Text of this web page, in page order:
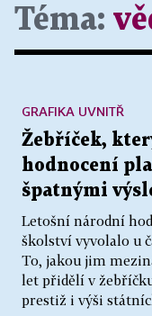
Téma:
Žebříček,
hodnocení
špatnými
Letošní národní
školství vyvolalo u
To, jakou jim
let přidělí v
prestiž i výši
GRAFIKA UVNITŘ